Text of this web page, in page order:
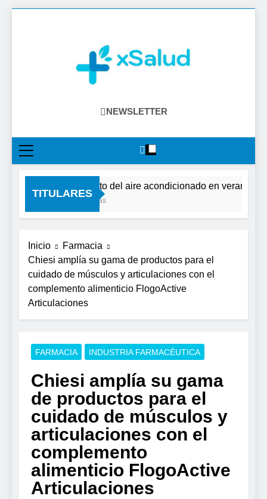
XSalud
Farmacéutica, Atención Primaria,
Especialistas, Farmacia, Etc…
NEWSLETTER
TITULARES
El impacto del aire acondicionado en verano:
Inicio
Farmacia
Chiesi amplía su gama de productos para el
cuidado de músculos y articulaciones con el
complemento alimenticio FlogoActive
Articulaciones
FARMACIA INDUSTRIA FARMACÉUTICA
Chiesi amplía su gama
de productos para el
cuidado de músculos y
articulaciones con el
complemento
alimenticio FlogoActive
Articulaciones